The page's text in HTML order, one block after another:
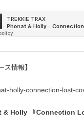
ス情報】
& Holly 『Connection